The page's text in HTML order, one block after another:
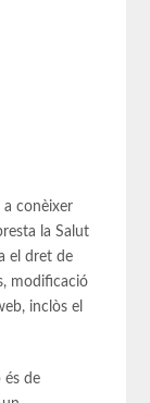
conèixer
la Salut
el dret de
modificació
inclòs el
és de